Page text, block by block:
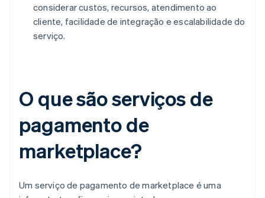
considerar custos, recursos, atendimento ao
cliente, facilidade de integração e escalabilidade do
serviço.
O que são serviços de
pagamento de
marketplace?
Um serviço de pagamento de marketplace é uma